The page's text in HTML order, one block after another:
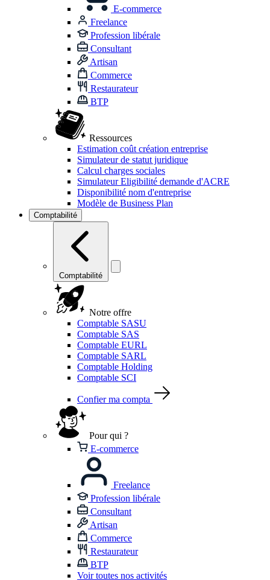
E-commerce
Freelance
Profession libérale
Consultant
Artisan
Commerce
Restaurateur
BTP
Ressources
Estimation coût création entreprise
Simulateur de statut juridique
Calcul charges sociales
Simulateur Eligibilité demande d'ACRE
Disponibilité nom d'entreprise
Modèle de Business Plan
Comptabilité
Comptabilité
Notre offre
Comptable SASU
Comptable SAS
Comptable EURL
Comptable SARL
Comptable Holding
Comptable SCI
Confier ma compta
Pour qui ?
E-commerce
Freelance
Profession libérale
Consultant
Artisan
Commerce
Restaurateur
BTP
Voir toutes nos activités